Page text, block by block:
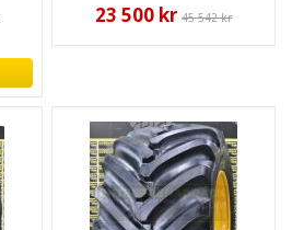
23 500 kr 45 542 kr